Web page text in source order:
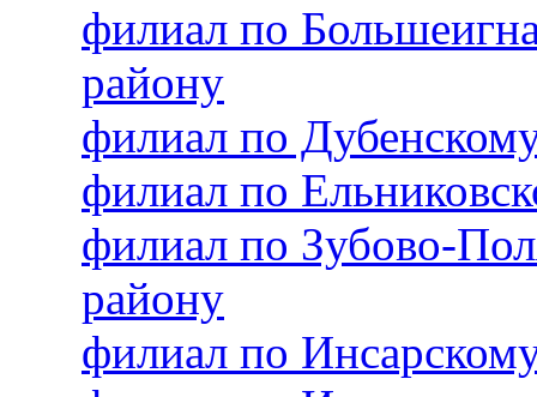
филиал по
району
филиал по
филиал по
филиал по Зубово-
району
филиал по